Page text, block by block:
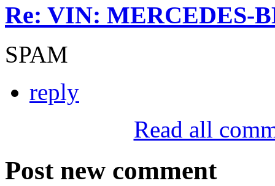
Re: VIN: MERCEDES-
SPAM
reply
Read all
Post new comment